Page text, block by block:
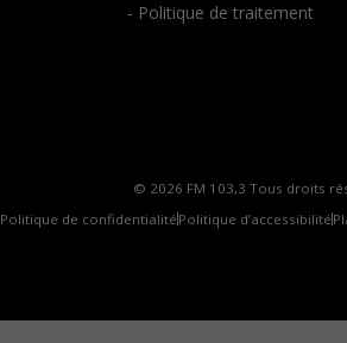
- Politique de traitement
© 2026 FM 103,3 Tous droits
Politique de confidentialité Politique d’accessibilité